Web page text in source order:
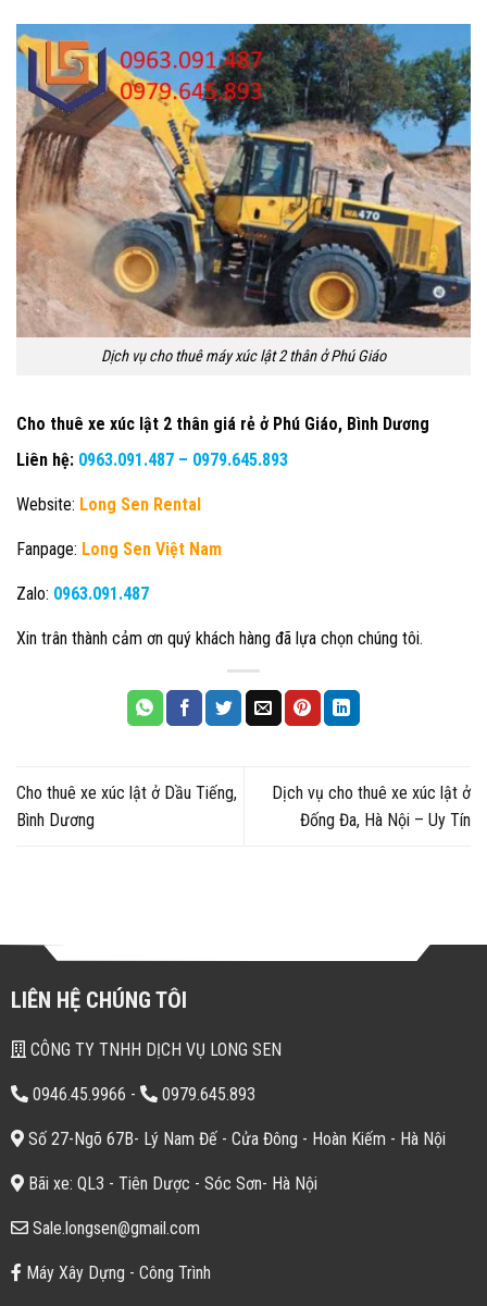
Dịch vụ cho thuê máy xúc lật 2 thân ở Phú Giáo
Cho thuê xe xúc lật 2 thân giá rẻ ở Phú Giáo, Bình Dương
Liên hệ: 0963.091.487 – 0979.645.893
Website: Long Sen Rental
Fanpage: Long Sen Việt Nam
Zalo: 0963.091.487
Xin trân thành cảm ơn quý khách hàng đã lựa chọn chúng tôi.
Cho thuê xe xúc lật ở Dầu Tiếng,
Bình Dương
Dịch vụ cho thuê xe xúc lật ở
Đống Đa, Hà Nội – Uy Tín
LIÊN HỆ CHÚNG TÔI
CÔNG TY TNHH DỊCH VỤ LONG SEN
0946.45.9966 - 0979.645.893
Số 27-Ngõ 67B- Lý Nam Đế - Cửa Đông - Hoàn Kiếm - Hà Nội
Bãi xe: QL3 - Tiên Dược - Sóc Sơn- Hà Nội
Sale.longsen@gmail.com
Máy Xây Dựng - Công Trình